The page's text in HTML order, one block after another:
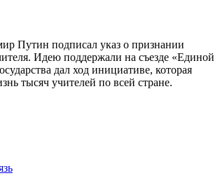
Путин подписал указ о признании
Идею поддержали на съезде «Единой
дал ход инициативе, которая
тысяч учителей по всей стране.